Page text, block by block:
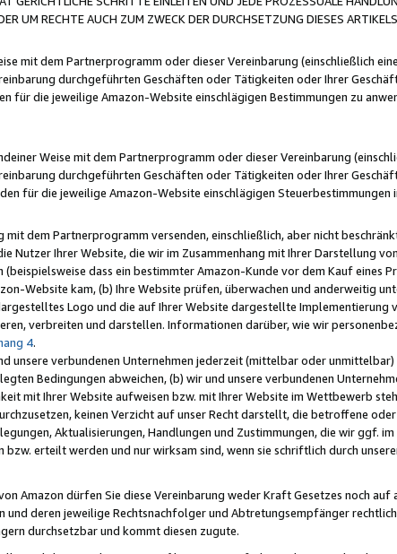
UM RECHTE AUCH ZUM ZWECK DER DURCHSETZUNG DIESES
mit dem Partnerprogramm oder dieser Vereinbarung (einschließlich
durchgeführten Geschäften oder Tätigkeiten oder Ihrer
für die jeweilige Amazon-Website einschlägigen Bestimmungen zu
Weise mit dem Partnerprogramm oder dieser Vereinbarung
durchgeführten Geschäften oder Tätigkeiten oder Ihrer
für die jeweilige Amazon-Website einschlägigen Steuerbestimmungen
dem Partnerprogramm versenden, einschließlich, aber nicht
Nutzer Ihrer Website, die wir im Zusammenhang mit Ihrer Darstellung
dass ein bestimmter Amazon-Kunde vor dem Kauf eines
Website kam, (b) Ihre Website prüfen, überwachen und anderweitig
Logo und die auf Ihrer Website dargestellte Implementierung
verbreiten und darstellen. Informationen darüber, wie wir
4.
unsere verbundenen Unternehmen jederzeit (mittelbar oder
Bedingungen abweichen, (b) wir und unsere verbundenen
mit Ihrer Website aufweisen bzw. mit Ihrer Website im Wettbewerb
keinen Verzicht auf unser Recht darstellt, die betroffene
Aktualisierungen, Handlungen und Zustimmungen, die wir ggf.
bzw. erteilt werden und nur wirksam sind, wenn sie schriftlich durch
Amazon dürfen Sie diese Vereinbarung weder Kraft Gesetzes noch
und deren jeweilige Rechtsnachfolger und Abtretungsempfänger
durchsetzbar und kommt diesen zugute.